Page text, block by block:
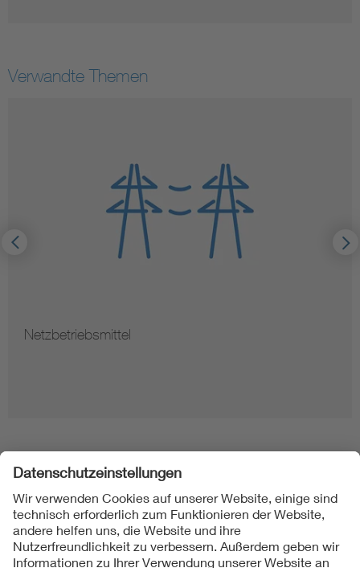
Verwandte Themen
Digitalisierung und Metering
Folgen Sie uns